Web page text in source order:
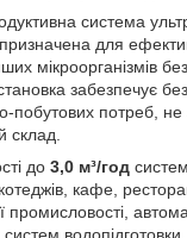
система
для
мікроорганізмів
забезпечує
побутових потреб, не
склад.
до 3,0 м³/год
кафе,
промисловості,
водопідготовки.